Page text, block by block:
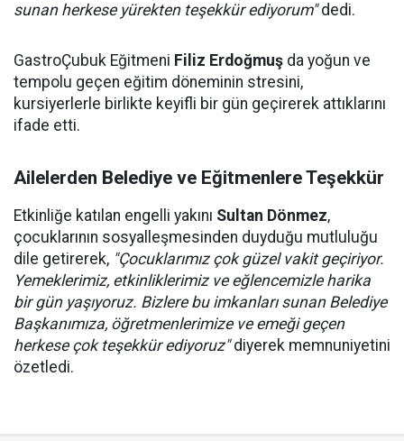
sunan herkese yürekten teşekkür ediyorum"dedi.
GastroÇubuk Eğitmeni Filiz Erdoğmuş da yoğun ve
tempolu geçen eğitim döneminin stresini,
kursiyerlerle birlikte keyifli bir gün geçirerek attıklarını
ifade etti.
Ailelerden Belediye ve Eğitmenlere Teşekkür
Etkinliğe katılan engelli yakını Sultan Dönmez,
çocuklarının sosyalleşmesinden duyduğu mutluluğu
dile getirerek, "Çocuklarımız çok güzel vakit geçiriyor.
Yemeklerimiz, etkinliklerimiz ve eğlencemizle harika
bir gün yaşıyoruz. Bizlere bu imkanları sunan Belediye
Başkanımıza, öğretmenlerimize ve emeği geçen
herkese çok teşekkür ediyoruz"diyerek memnuniyetini
özetledi.